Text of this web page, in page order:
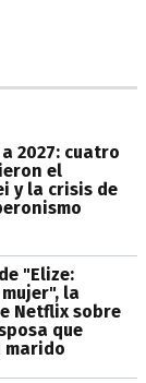
2027: cuatro
el
y la crisis de
"Elize:
la
Netflix sobre
que
marido